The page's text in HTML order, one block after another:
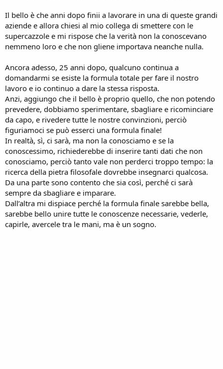
Il bello è che anni dopo finii a lavorare in una di queste grandi
aziende e allora chiesi al mio collega di smettere con le
supercazzole e mi rispose che la verità non la conoscevano
nemmeno loro e che non gliene importava neanche nulla.
Ancora adesso, 25 anni dopo, qualcuno continua a
domandarmi se esiste la formula totale per fare il nostro
lavoro e io continuo a dare la stessa risposta.
Anzi, aggiungo che il bello è proprio quello, che non potendo
prevedere, dobbiamo sperimentare, sbagliare e ricominciare
da capo, e rivedere tutte le nostre convinzioni, perciò
figuriamoci se può esserci una formula finale!
In realtà, sì, ci sarà, ma non la conosciamo e se la
conoscessimo, richiederebbe di inserire tanti dati che non
conosciamo, perciò tanto vale non perderci troppo tempo: la
ricerca della pietra filosofale dovrebbe insegnarci qualcosa.
Da una parte sono contento che sia così, perché ci sarà
sempre da sbagliare e imparare.
Dall’altra mi dispiace perché la formula finale sarebbe bella,
sarebbe bello unire tutte le conoscenze necessarie, vederle,
capirle, avercele tra le mani, ma è un sogno.